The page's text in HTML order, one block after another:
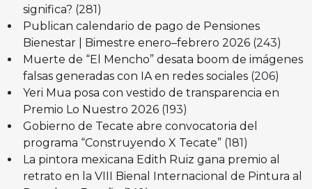
significa? (281)
Publican calendario de pago de Pensiones
Bienestar | Bimestre enero–febrero 2026 (243)
Muerte de “El Mencho” desata boom de imágenes
falsas generadas con IA en redes sociales (206)
Yeri Mua posa con vestido de transparencia en
Premio Lo Nuestro 2026 (193)
Gobierno de Tecate abre convocatoria del
programa “Construyendo X Tecate” (181)
La pintora mexicana Edith Ruiz gana premio al
retrato en la VIII Bienal Internacional de Pintura al